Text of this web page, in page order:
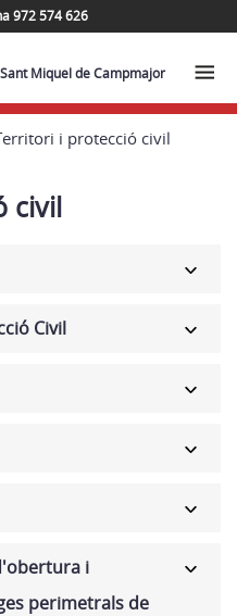
972 574 626
Miquel de Campmajor
i protecció civil
civil
Civil
i
perimetrals de